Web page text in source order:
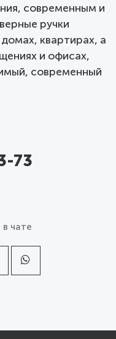
современным и
ручки
квартирах, а
и офисах,
современный
73
чате